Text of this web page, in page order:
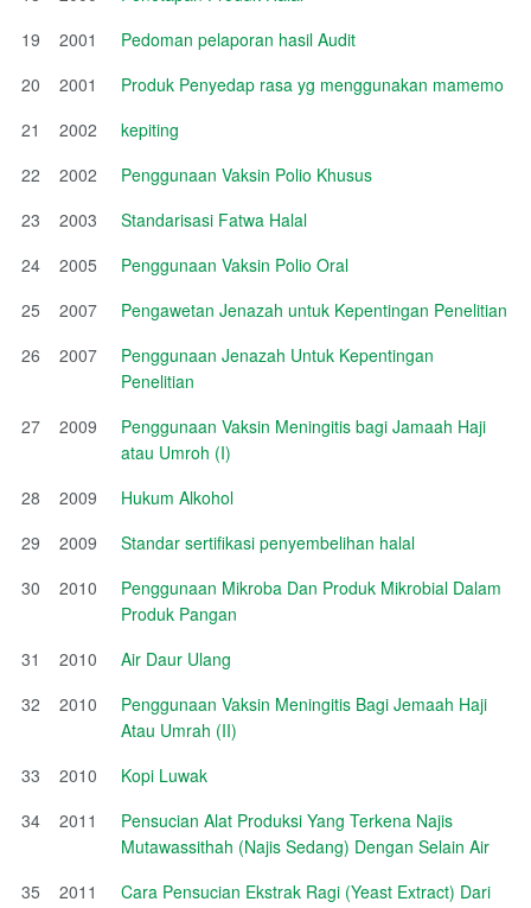
19
2001
Pedoman pelaporan hasil Audit
20
2001
Produk Penyedap rasa yg menggunakan mamemo
21
2002
kepiting
22
2002
Penggunaan Vaksin Polio Khusus
23
2003
Standarisasi Fatwa Halal
24
2005
Penggunaan Vaksin Polio Oral
25
2007
Pengawetan Jenazah untuk Kepentingan Penelitian
26
2007
Penggunaan Jenazah Untuk Kepentingan
Penelitian
27
2009
Penggunaan Vaksin Meningitis bagi Jamaah Haji
atau Umroh (I)
28
2009
Hukum Alkohol
29
2009
Standar sertifikasi penyembelihan halal
30
2010
Penggunaan Mikroba Dan Produk Mikrobial Dalam
Produk Pangan
31
2010
Air Daur Ulang
32
2010
Penggunaan Vaksin Meningitis Bagi Jemaah Haji
Atau Umrah (II)
33
2010
Kopi Luwak
34
2011
Pensucian Alat Produksi Yang Terkena Najis
Mutawassithah (Najis Sedang) Dengan Selain Air
35
2011
Cara Pensucian Ekstrak Ragi (Yeast Extract) Dari